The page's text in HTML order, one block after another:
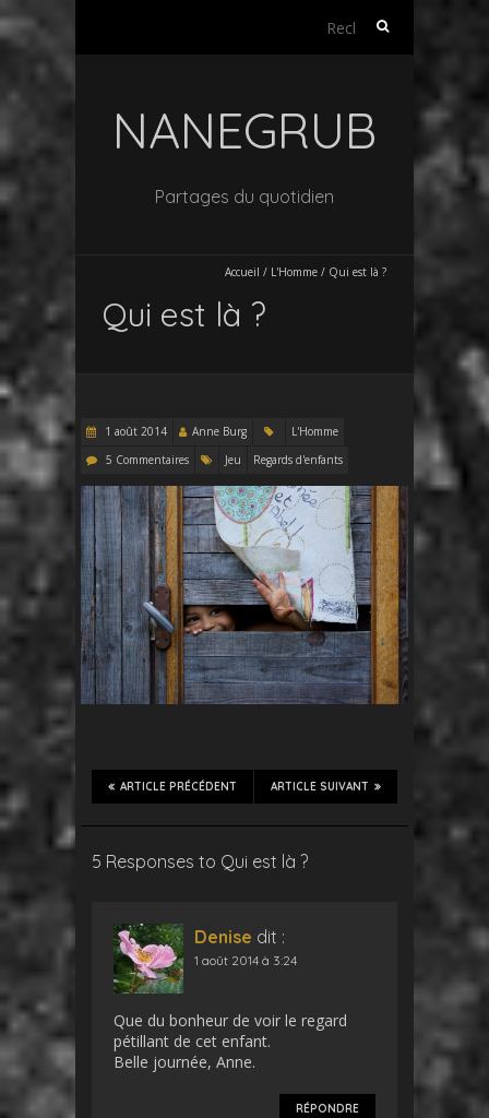
Rechercher :
NANEGRUB
Partages du quotidien
Accueil / L'Homme / Qui est là ?
Qui est là ?
1 août 2014 Anne Burg
L'Homme
5 Commentaires
Jeu Regards d'enfants
ARTICLE SUIVANT
ARTICLE PRÉCÉDENT
5 Responses to Qui est là ?
Denise dit :
1 août 2014 à 3:24
Que du bonheur de voir le regard
pétillant de cet enfant.
Belle journée, Anne.
RÉPONDRE